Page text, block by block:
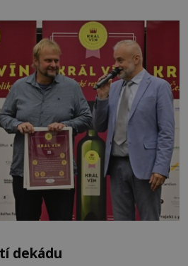
od roku 1223 postupují
moře,
dekádu